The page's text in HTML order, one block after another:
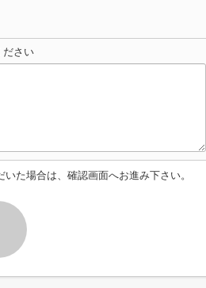
ださい
た場合は、確認画面へお進み下さい。